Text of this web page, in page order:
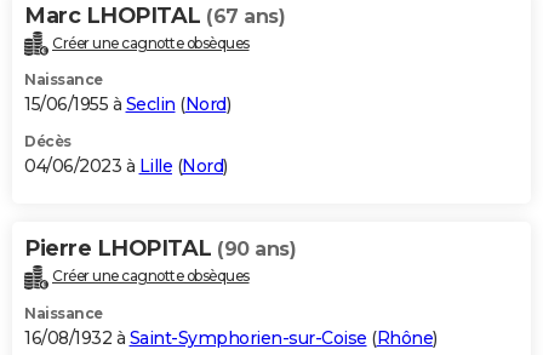
Marc LHOPITAL (67 ans)
Créer une cagnotte obsèques
Naissance
15/06/1955 à Seclin (Nord)
Décès
04/06/2023 à Lille (Nord)
Pierre LHOPITAL (90 ans)
Créer une cagnotte obsèques
Naissance
16/08/1932 à Saint-Symphorien-sur-Coise (Rhône)